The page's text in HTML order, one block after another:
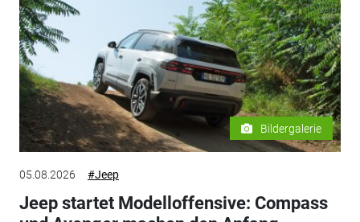
Bildergalerie
05.08.2026 #Jeep
Jeep startet Modelloffensive: Compass